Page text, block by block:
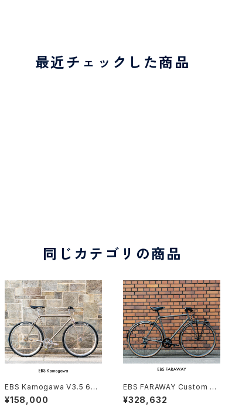
最近チェックした商品
同じカテゴリの商品
EBS Kamogawa V3.5 650
B Custom order (deposi
t)
¥158,000
EBS FARAWAY Custom co
mplete bike（170-175cm）
¥328,632